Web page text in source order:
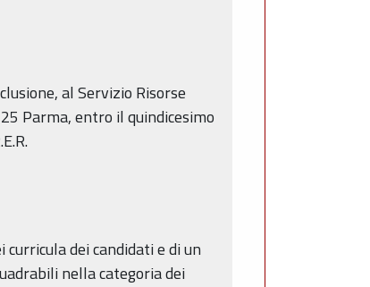
al Servizio Risorse
Parma, entro il quindicesimo
dei candidati e di un
nella categoria dei